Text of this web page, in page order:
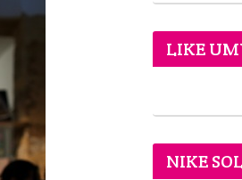
LIKE
NIKE